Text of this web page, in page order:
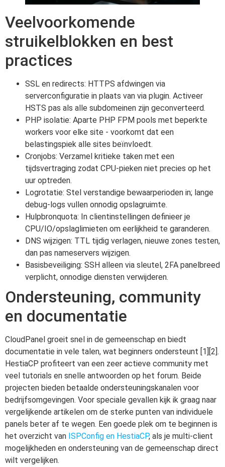
Veelvoorkomende
struikelblokken en best
practices
SSL en redirects: HTTPS afdwingen via
serverconfiguratie in plaats van via plugin. Activeer
HSTS pas als alle subdomeinen zijn geconverteerd.
PHP isolatie: Aparte PHP FPM pools met beperkte
workers voor elke site - voorkomt dat een
belastingspiek alle sites beïnvloedt.
Cronjobs: Verzamel kritieke taken met een
tijdsvertraging zodat CPU-pieken niet precies op het
uur optreden.
Logrotatie: Stel verstandige bewaarperioden in; lange
debug-logs vullen onnodig opslagruimte.
Hulpbronquota: In clientinstellingen definieer je
CPU/IO/opslaglimieten om eerlijkheid te garanderen.
DNS wijzigen: TTL tijdig verlagen, nieuwe zones testen,
dan pas nameservers wijzigen.
Basisbeveiliging: SSH alleen via sleutel, 2FA panelbreed
verplicht, onnodige diensten verwijderen.
Ondersteuning, community
en documentatie
CloudPanel groeit snel in de gemeenschap en biedt
documentatie in vele talen, wat beginners ondersteunt [1][2].
HestiaCP profiteert van een zeer actieve community met
veel tutorials en snelle antwoorden op het forum. Beide
projecten bieden betaalde ondersteuningskanalen voor
bedrijfsomgevingen. Voor speciale gevallen kijk ik graag naar
vergelijkende artikelen om de sterke punten van individuele
panels beter af te wegen. Een goede plek om te beginnen is
het overzicht van ISPConfig en HestiaCP, als je multi-client
mogelijkheden en ondersteuning van de gemeenschap direct
wilt vergelijken.